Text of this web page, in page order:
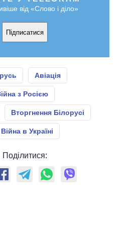
від «Слово і діло»
Підписатися
Авіація
з Росією
Вторгнення Білорусі
Війна в Україні
Поділитися: